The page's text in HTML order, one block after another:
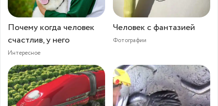
Почему когда человек
счастлив, у него
Интересное
Человек с фантазией
Фотографии